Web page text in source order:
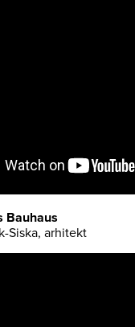
Bauhaus
Siska, arhitekt